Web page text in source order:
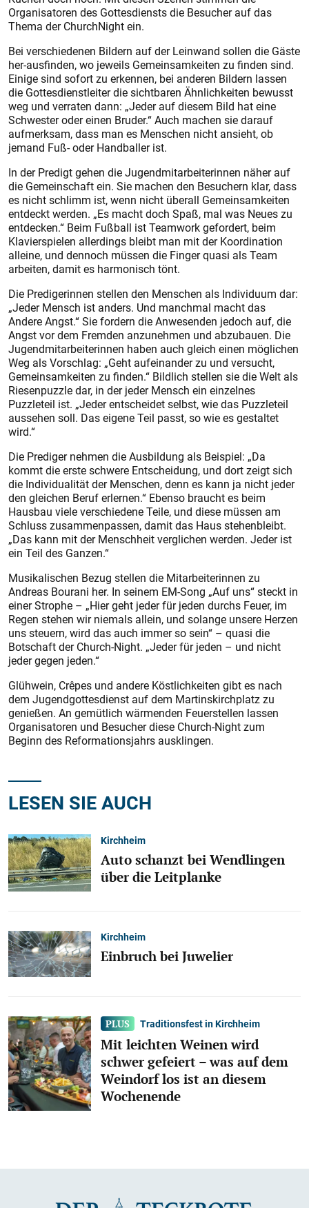
Organisatoren des Gottesdiensts die Besucher auf das
Thema der ChurchNight ein.
Bei verschiedenen Bildern auf der Leinwand sollen die Gäste
her-ausfinden, wo jeweils Gemeinsamkeiten zu finden sind.
Einige sind sofort zu erkennen, bei anderen Bildern lassen
die Gottesdienstleiter die sichtbaren Ähnlichkeiten bewusst
weg und verraten dann: „Jeder auf diesem Bild hat eine
Schwester oder einen Bruder.“ Auch machen sie darauf
aufmerksam, dass man es Menschen nicht ansieht, ob
jemand Fuß- oder Handballer ist.
In der Predigt gehen die Jugendmitarbeiterinnen näher auf
die Gemeinschaft ein. Sie machen den Besuchern klar, dass
es nicht schlimm ist, wenn nicht überall Gemeinsamkeiten
entdeckt werden. „Es macht doch Spaß, mal was Neues zu
entdecken.“ Beim Fußball ist Teamwork gefordert, beim
Klavierspielen allerdings bleibt man mit der Koordination
alleine, und dennoch müssen die Finger quasi als Team
arbeiten, damit es harmonisch tönt.
Die Predigerinnen stellen den Menschen als Individuum dar:
„Jeder Mensch ist anders. Und manchmal macht das
Andere Angst.“ Sie fordern die Anwesenden jedoch auf, die
Angst vor dem Fremden anzunehmen und abzubauen. Die
Jugendmitarbeiterinnen haben auch gleich einen möglichen
Weg als Vorschlag: „Geht aufeinander zu und versucht,
Gemeinsamkeiten zu finden.“ Bildlich stellen sie die Welt als
Riesenpuzzle dar, in der jeder Mensch ein einzelnes
Puzzleteil ist. „Jeder entscheidet selbst, wie das Puzzleteil
aussehen soll. Das eigene Teil passt, so wie es gestaltet
wird.“
Die Prediger nehmen die Ausbildung als Beispiel: „Da
kommt die erste schwere Entscheidung, und dort zeigt sich
die Individualität der Menschen, denn es kann ja nicht jeder
den gleichen Beruf erlernen.“ Ebenso braucht es beim
Hausbau viele verschiedene Teile, und diese müssen am
Schluss zusammenpassen, damit das Haus stehenbleibt.
„Das kann mit der Menschheit verglichen werden. Jeder ist
ein Teil des Ganzen.“
Musikalischen Bezug stellen die Mitarbeiterinnen zu
Andreas Bourani her. In seinem EM-Song „Auf uns“ steckt in
einer Strophe – „Hier geht jeder für jeden durchs Feuer, im
Regen stehen wir niemals allein, und solange unsere Herzen
uns steuern, wird das auch immer so sein“ – quasi die
Botschaft der Church-Night. „Jeder für jeden – und nicht
jeder gegen jeden.“
Glühwein, Crêpes und andere Köstlichkeiten gibt es nach
dem Jugendgottesdienst auf dem Martinskirchplatz zu
genießen. An gemütlich wärmenden Feuerstellen lassen
Organisatoren und Besucher diese Church-Night zum
Beginn des Reformationsjahrs ausklingen.
LESEN SIE AUCH
Kirchheim
Auto schanzt bei Wendlingen
über die Leitplanke
Kirchheim
Einbruch bei Juwelier
Traditionsfest in Kirchheim
Mit leichten Weinen wird
schwer gefeiert – was auf dem
Weindorf los ist an diesem
Wochenende